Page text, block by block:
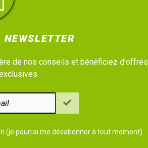
de nos conseils et bénéficiez d'offres
(je pourrai me désabonner à tout moment)